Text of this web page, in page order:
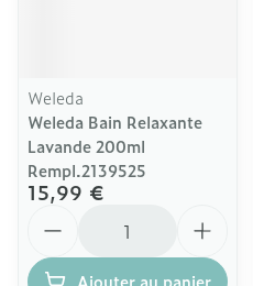
Weleda
Weleda Bain Relaxante
Lavande 200ml
Rempl.2139525
15,99 €
Ajouter au panier